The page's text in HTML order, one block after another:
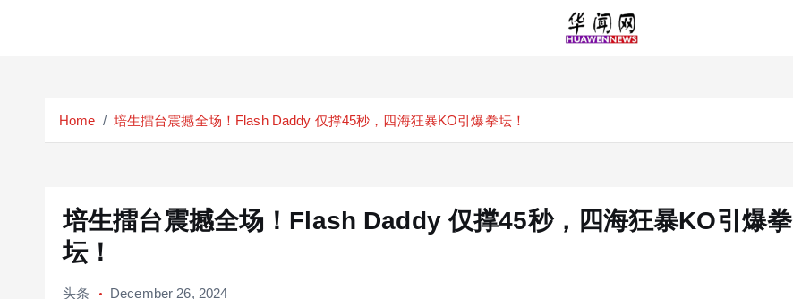
Home 培生擂台震撼全场！Flash Daddy 仅撑45秒，四海狂暴KO引爆拳坛！
培生擂台震撼全场！Flash Daddy 仅撑45秒，四海狂暴KO引爆拳
坛！
头条 December 26, 2024